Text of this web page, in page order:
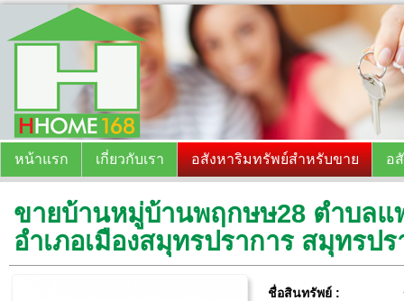
หน้าแรก เกี่ยวกับเรา อสังหาริมทรัพย์สำหรับขาย อ
ขายบ้านหมู่บ้านพฤกษษ28 ตำบลแ
อำเภอเมืองสมุทรปราการ สมุทรปร
ชื่อสินทรัพย์ :